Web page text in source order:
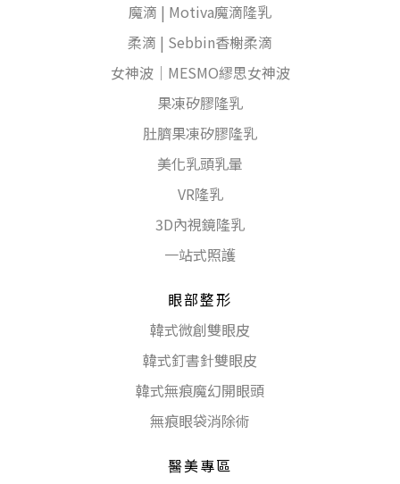
魔滴 | Motiva魔滴隆乳
柔滴 | Sebbin香榭柔滴
女神波｜MESMO繆思女神波
果凍矽膠隆乳
肚臍果凍矽膠隆乳
美化乳頭乳暈
VR隆乳
3D內視鏡隆乳
一站式照護
眼部整形
韓式微創雙眼皮
韓式釘書針雙眼皮
韓式無痕魔幻開眼頭
無痕眼袋消除術
醫美專區